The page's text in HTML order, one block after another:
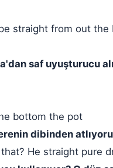
straight from out the
saf uyuşturucu
bottom the pot
dibinden
He straight pure